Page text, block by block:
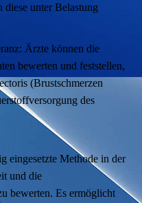
diese unter Belastung
Ärzte können die
bewerten und feststellen,
(Brustschmerzen
des
eingesetzte Methode in der
und die
bewerten. Es ermöglicht